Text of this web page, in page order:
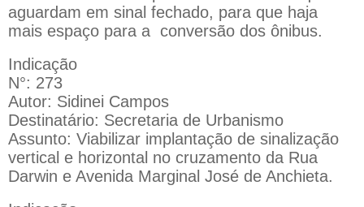
aguardam em sinal fechado, para que haja
mais espaço para a conversão dos ônibus.
Indicação
N°: 273
Autor: Sidinei Campos
Destinatário: Secretaria de Urbanismo
Assunto: Viabilizar implantação de sinalização
vertical e horizontal no cruzamento da Rua
Darwin e Avenida Marginal José de Anchieta.